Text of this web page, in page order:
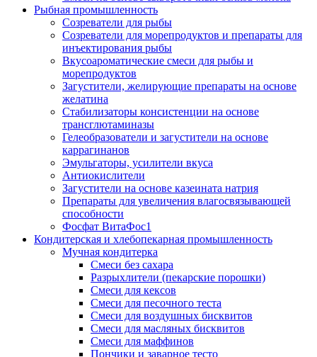
Рыбная промышленность
Созреватели для рыбы
Созреватели для морепродуктов и препараты для
инъектирования рыбы
Вкусоароматические смеси для рыбы и
морепродуктов
Загустители, желирующие препараты на основе
желатина
Стабилизаторы консистенции на основе
трансглютаминазы
Гелеобразователи и загустители на основе
каррагинанов
Эмульгаторы, усилители вкуса
Антиокислители
Загустители на основе казеината натрия
Препараты для увеличения влагосвязывающей
способности
Фосфат ВитаФос1
Кондитерская и хлебопекарная промышленность
Мучная кондитерка
Смеси без сахара
Разрыхлители (пекарские порошки)
Смеси для кексов
Смеси для песочного теста
Смеси для воздушных бисквитов
Смеси для масляных бисквитов
Смеси для маффинов
Пончики и заварное тесто